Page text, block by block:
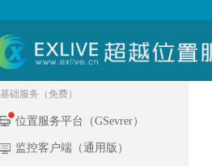
基础服务（免费）
位置服务平台（GSevrer）
监控客户端（通用版）